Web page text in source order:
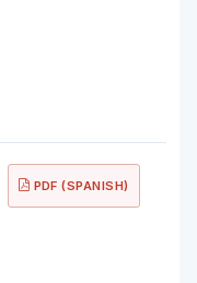
PDF (SPANISH)